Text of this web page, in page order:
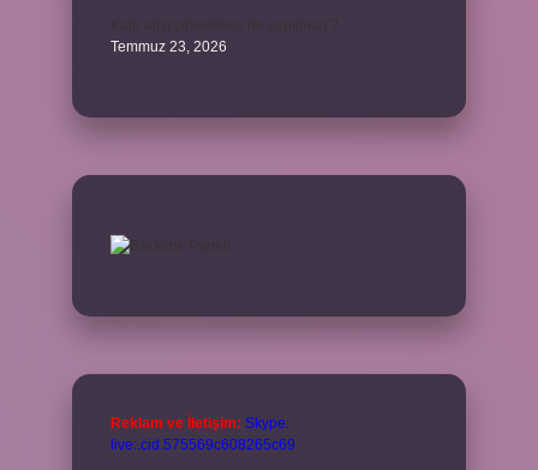
Temmuz 23, 2026
Reklam ve İletişim: Skype:
live:.cid.575569c608265c69